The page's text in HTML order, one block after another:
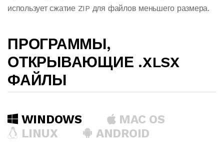
использует сжатие ZIP для файлов меньшего размера.
ПРОГРАММЫ,
ОТКРЫВАЮЩИЕ .XLSX
ФАЙЛЫ
WINDOWS
MAC OS
LINUX
ANDROID